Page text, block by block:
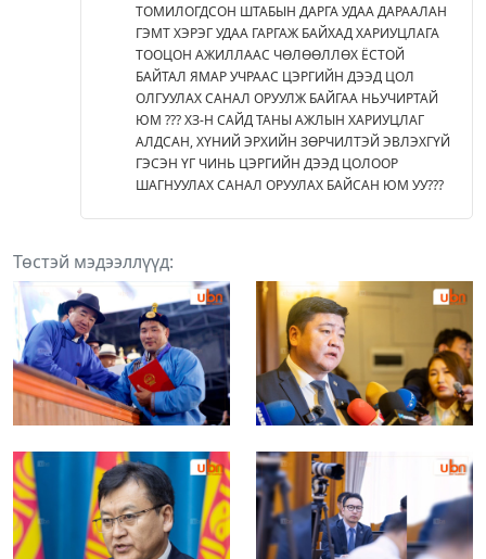
ТОМИЛОГДСОН ШТАБЫН ДАРГА УДАА ДАРААЛАН
ГЭМТ ХЭРЭГ УДАА ГАРГАЖ БАЙХАД ХАРИУЦЛАГА
ТООЦОН АЖИЛЛААС ЧӨЛӨӨЛЛӨХ ЁСТОЙ
БАЙТАЛ ЯМАР УЧРААС ЦЭРГИЙН ДЭЭД ЦОЛ
ОЛГУУЛАХ САНАЛ ОРУУЛЖ БАЙГАА НЬУЧИРТАЙ
ЮМ ??? ХЗ-Н САЙД ТАНЫ АЖЛЫН ХАРИУЦЛАГ
АЛДСАН, ХҮНИЙ ЭРХИЙН ЗӨРЧИЛТЭЙ ЭВЛЭХГҮЙ
ГЭСЭН ҮГ ЧИНЬ ЦЭРГИЙН ДЭЭД ЦОЛООР
ШАГНУУЛАХ САНАЛ ОРУУЛАХ БАЙСАН ЮМ УУ???
Төстэй мэдээллүүд: